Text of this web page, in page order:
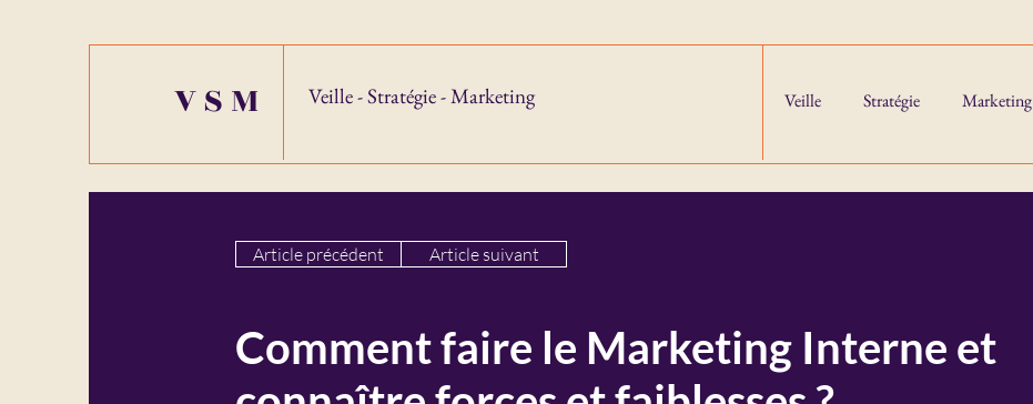
VSM Veille - Stratégie - Marketing Veille Stratégie Marketing
Article précédent Article suivant
Comment faire le Marketing Interne et